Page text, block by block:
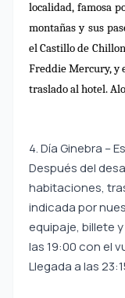
localidad, famosa
montañas y sus
el Castillo de
Freddie Mercury, y
traslado al hotel.
4. Día Ginebra –
Después del
habitaciones,
indicada por
equipaje, billete
las 19:00 con el
Llegada a las